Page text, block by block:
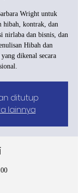
Wright untuk
hibah, kontrak, dan
nirlaba dan bisnis, dan
Hibah dan
dikenal secara
ditutup
lainnya